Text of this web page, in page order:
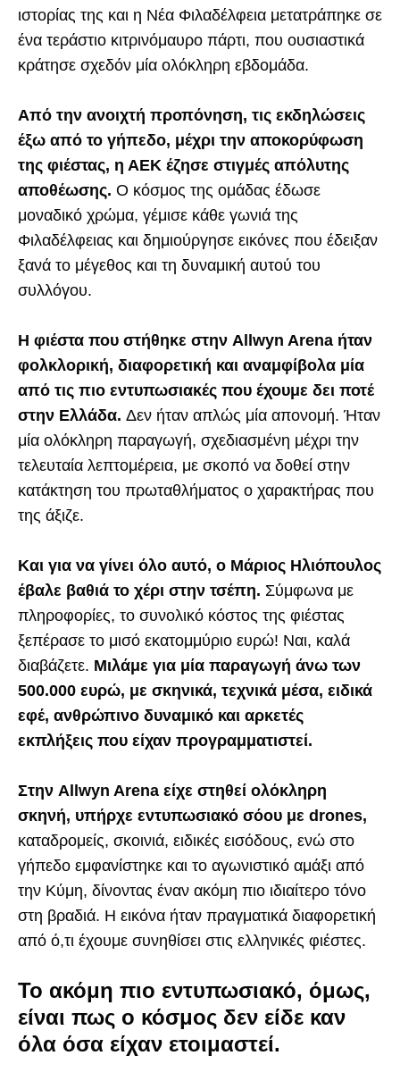
ιστορίας της και η Νέα Φιλαδέλφεια μετατράπηκε σε
ένα τεράστιο κιτρινόμαυρο πάρτι, που ουσιαστικά
κράτησε σχεδόν μία ολόκληρη εβδομάδα.
Από την ανοιχτή προπόνηση, τις εκδηλώσεις
έξω από το γήπεδο, μέχρι την αποκορύφωση
της φιέστας, η ΑΕΚ έζησε στιγμές απόλυτης
αποθέωσης. Ο κόσμος της ομάδας έδωσε
μοναδικό χρώμα, γέμισε κάθε γωνιά της
Φιλαδέλφειας και δημιούργησε εικόνες που έδειξαν
ξανά το μέγεθος και τη δυναμική αυτού του
συλλόγου.
Η φιέστα που στήθηκε στην Allwyn Arena ήταν
φολκλορική, διαφορετική και αναμφίβολα μία
από τις πιο εντυπωσιακές που έχουμε δει ποτέ
στην Ελλάδα. Δεν ήταν απλώς μία απονομή. Ήταν
μία ολόκληρη παραγωγή, σχεδιασμένη μέχρι την
τελευταία λεπτομέρεια, με σκοπό να δοθεί στην
κατάκτηση του πρωταθλήματος ο χαρακτήρας που
της άξιζε.
Και για να γίνει όλο αυτό, ο Μάριος Ηλιόπουλος
έβαλε βαθιά το χέρι στην τσέπη. Σύμφωνα με
πληροφορίες, το συνολικό κόστος της φιέστας
ξεπέρασε το μισό εκατομμύριο ευρώ! Ναι, καλά
διαβάζετε. Μιλάμε για μία παραγωγή άνω των
500.000 ευρώ, με σκηνικά, τεχνικά μέσα, ειδικά
εφέ, ανθρώπινο δυναμικό και αρκετές
εκπλήξεις που είχαν προγραμματιστεί.
Στην Allwyn Arena είχε στηθεί ολόκληρη
σκηνή, υπήρχε εντυπωσιακό σόου με drones,
καταδρομείς, σκοινιά, ειδικές εισόδους, ενώ στο
γήπεδο εμφανίστηκε και το αγωνιστικό αμάξι από
την Κύμη, δίνοντας έναν ακόμη πιο ιδιαίτερο τόνο
στη βραδιά. Η εικόνα ήταν πραγματικά διαφορετική
από ό,τι έχουμε συνηθίσει στις ελληνικές φιέστες.
Το ακόμη πιο εντυπωσιακό, όμως,
είναι πως ο κόσμος δεν είδε καν
όλα όσα είχαν ετοιμαστεί.